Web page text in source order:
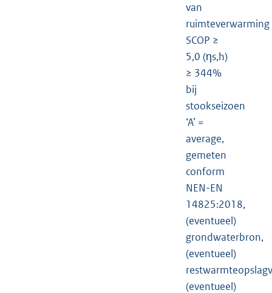
van
ruimteverwarming
SCOP ≥
5,0 (ηs,h)
≥ 344%
bij
stookseizoen
‘A’ =
average,
gemeten
conform
NEN-EN
14825:2018,
(eventueel)
grondwaterbron,
(eventueel)
(eventueel)